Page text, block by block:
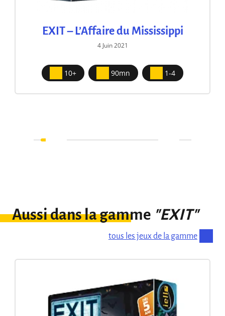
EXIT – L’Affaire du Mississippi
4 Juin 2021
10+ 90mn 1-4
Aussi dans la gamme "EXIT"
tous les jeux de la gamme